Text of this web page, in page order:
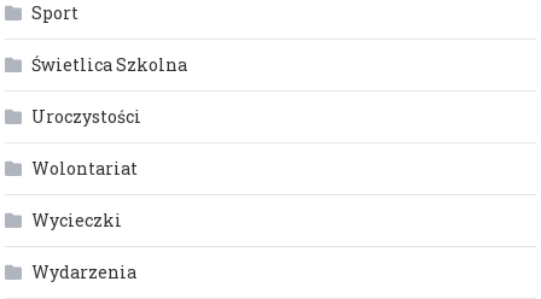
Sport
Świetlica Szkolna
Uroczystości
Wolontariat
Wycieczki
Wydarzenia